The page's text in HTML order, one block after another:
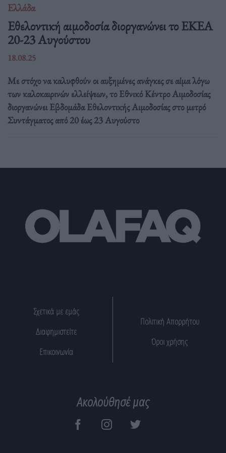
Ελλάδα
Eθελοντική αιμοδοσία διοργανώνει το ΕΚΕΑ
20-23 Αυγούστου
18.08.25
Με στόχο να καλυφθούν οι αυξημένες ανάγκες σε αίμα λόγω
των καλοκαιρινών ελλείψεων, το Εθνικό Κέντρο Αιμοδοσίας
διοργανώνει Εβδομάδα Εθελοντικής Αιμοδοσίας στο μετρό
Συντάγματος από 20 έως 23 Αυγούστο
Σχετικά με εμάς
Διαφημιστείτε
Επικοινωνία
Πολιτική Απορρήτου
Όροι χρήσης
Ακολούθησέ μας